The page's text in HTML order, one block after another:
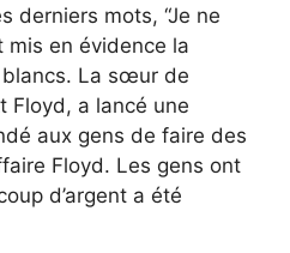
derniers mots, “Je ne
mis en évidence la
La sœur de
Floyd, a lancé une
aux gens de faire des
Floyd. Les gens ont
d’argent a été